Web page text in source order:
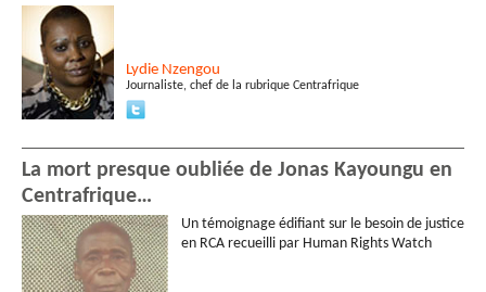
Lydie Nzengou
Journaliste, chef de la rubrique Centrafrique
La mort presque oubliée de Jonas Kayoungu en
Centrafrique…
Un témoignage édifiant sur le besoin de justice
en RCA recueilli par Human Rights Watch